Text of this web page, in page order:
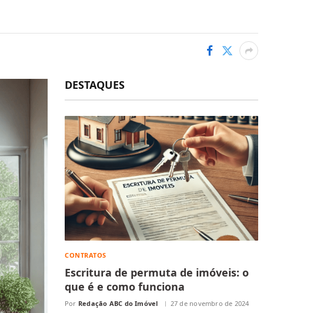
DESTAQUES
CONTRATOS
Escritura de permuta de imóveis: o
que é e como funciona
Por Redação ABC do Imóvel 27 de novembro de 2024